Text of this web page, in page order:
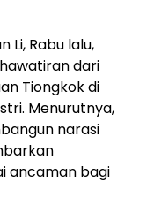
Rabu lalu,
dari
Tiongkok di
Menurutnya,
narasi
ancaman bagi